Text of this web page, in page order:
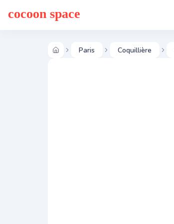
cocoon space
Paris Coquillière